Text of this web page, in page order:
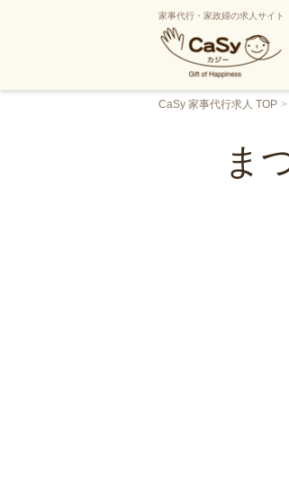
家事代行・家政婦の求人サイト
CaSy 家事代行求人 TOP
ま